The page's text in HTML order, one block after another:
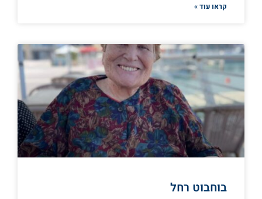
קראו עוד »
בוחבוט רחל